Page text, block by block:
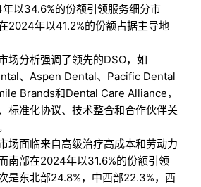
以34.6%的份额引领服务细分市
2024年以41.2%的份额占据主导地
场分析强调了领先的DSO，如
、Aspen Dental、Pacific Dental
Brands和Dental Care Alliance，
标准化协议、技术整合和合作伙伴关
场面临来自高级治疗高成本和劳动力
南部在2024年以31.6%的份额引领
是东北部24.8%，中西部22.3%，西